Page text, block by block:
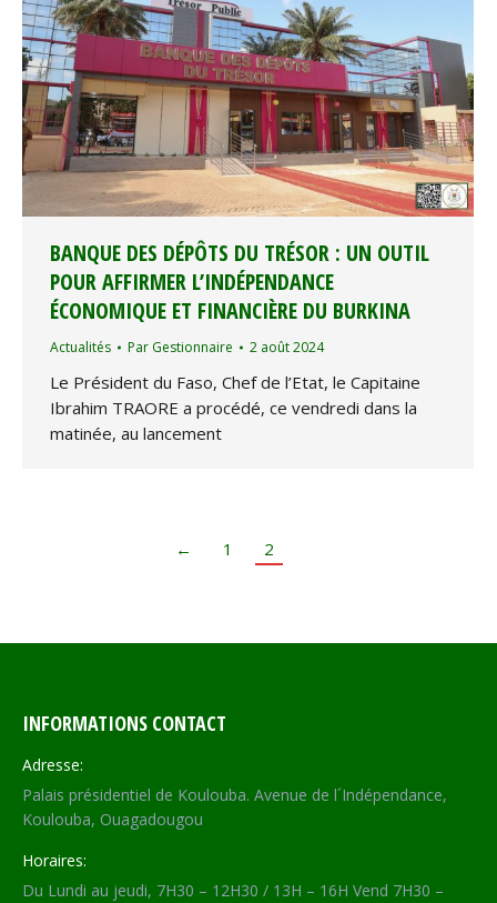
BANQUE DES DÉPÔTS DU TRÉSOR : UN OUTIL
POUR AFFIRMER L’INDÉPENDANCE
ÉCONOMIQUE ET FINANCIÈRE DU BURKINA
Actualités Par Gestionnaire 2 août 2024
Le Président du Faso, Chef de l’Etat, le Capitaine
Ibrahim TRAORE a procédé, ce vendredi dans la
matinée, au lancement
← 1 2
INFORMATIONS CONTACT
Adresse:
Palais présidentiel de Koulouba. Avenue de l´Indépendance,
Koulouba, Ouagadougou
Horaires:
Du Lundi au jeudi, 7H30 – 12H30 / 13H – 16H Vend 7H30 –